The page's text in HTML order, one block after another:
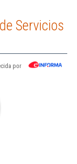
Servicios
por